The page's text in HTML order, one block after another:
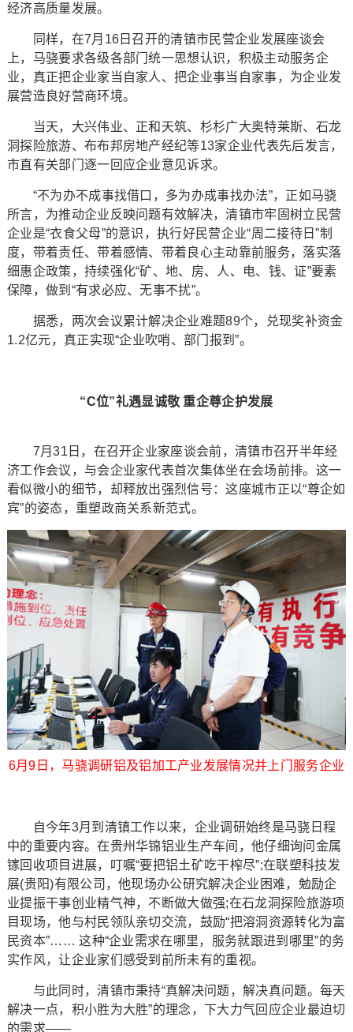
经济高质量发展。
同样，在7月16日召开的清镇市民营企业发展座谈会
上，马骁要求各级各部门统一思想认识，积极主动服务企
业，真正把企业家当自家人、把企业事当自家事，为企业发
展营造良好营商环境。
当天，大兴伟业、正和天筑、杉杉广大奥特莱斯、石龙
洞探险旅游、布布邦房地产经纪等13家企业代表先后发言，
市直有关部门逐一回应企业意见诉求。
“不为办不成事找借口，多为办成事找办法”，正如马骁
所言，为推动企业反映问题有效解决，清镇市牢固树立民营
企业是“衣食父母”的意识，执行好民营企业“周二接待日”制
度，带着责任、带着感情、带着良心主动靠前服务，落实落
细惠企政策，持续强化“矿、地、房、人、电、钱、证”要素
保障，做到“有求必应、无事不扰”。
据悉，两次会议累计解决企业难题89个，兑现奖补资金
1.2亿元，真正实现“企业吹哨、部门报到”。
“C位”礼遇显诚敬 重企尊企护发展
7月31日，在召开企业家座谈会前，清镇市召开半年经
济工作会议，与会企业家代表首次集体坐在会场前排。这一
看似微小的细节，却释放出强烈信号：这座城市正以“尊企如
宾”的姿态，重塑政商关系新范式。
6月9日，马骁调研铝及铝加工产业发展情况并上门服务企业
自今年3月到清镇工作以来，企业调研始终是马骁日程
中的重要内容。在贵州华锦铝业生产车间，他仔细询问金属
镓回收项目进展，叮嘱“要把铝土矿吃干榨尽”;在联塑科技发
展(贵阳)有限公司，他现场办公研究解决企业困难，勉励企
业提振干事创业精气神，不断做大做强;在石龙洞探险旅游项
目现场，他与村民领队亲切交流，鼓励“把溶洞资源转化为富
民资本”…… 这种“企业需求在哪里，服务就跟进到哪里”的务
实作风，让企业家们感受到前所未有的重视。
与此同时，清镇市秉持“真解决问题，解决真问题。每天
解决一点，积小胜为大胜”的理念，下大力气回应企业最迫切
的需求——